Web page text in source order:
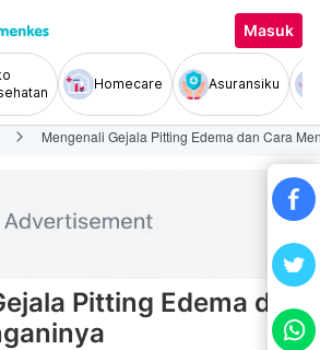
Masuk
Homecare Asuransiku
Mengenali Gejala Pitting Edema dan Cara
Pitting Edema dan